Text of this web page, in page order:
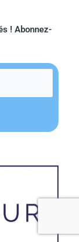
! Abonnez-